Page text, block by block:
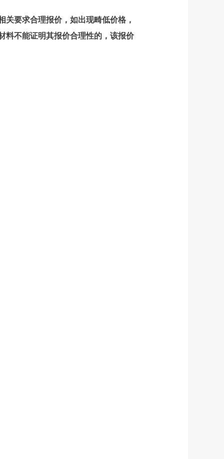
关要求合理报价，如出现畸低价格，
料不能证明其报价合理性的，该报价